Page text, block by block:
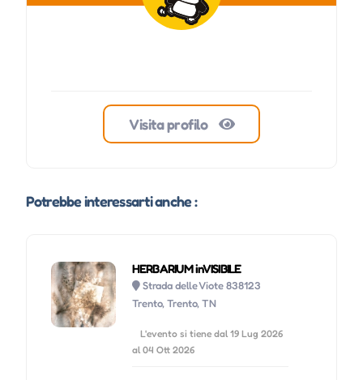
Visita profilo
Potrebbe interessarti anche :
HERBARIUM inVISIBILE
Strada delle Viote 838123
Trento, Trento, TN
L'evento si tiene dal 19 Lug 2026
al 04 Ott 2026